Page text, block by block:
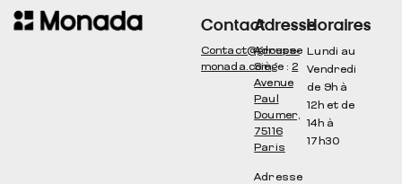
Contact
Contact@groupe-
monada.com
Adresse
Adresse
Siège :2
Avenue
Paul
Doumer,
75116
Paris
Adresse
Horaires
Lundi au
Vendredi
de 9h à
12h et de
14h à
17h30